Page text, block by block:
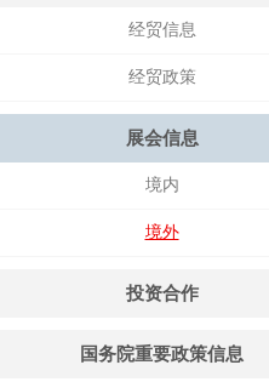
经贸信息
经贸政策
展会信息
境内
境外
投资合作
国务院重要政策信息